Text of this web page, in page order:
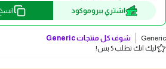
اشتري ببروموكود
Generic شوف كل منتجاتGeneric
ليك انك تطلب 5 بس!